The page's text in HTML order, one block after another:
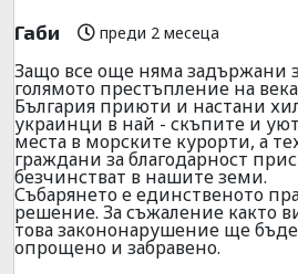
Габи преди 2 месеца
Защо все още няма задържани
голямото престъпление на
България приюти и настани
украинци в най - скъпите и
места в морските курорти, а
граждани за благодарност
безчинстват в нашите земи.
Събарянето е единственото
решение. За съжаление както
това закононарушение ще бъде
опрощено и забравено.